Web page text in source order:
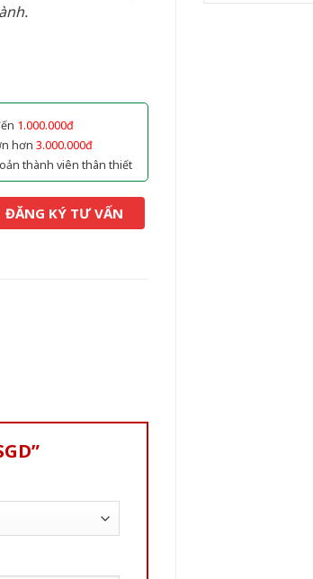
1.000.000đ
hơn 3.000.000đ
thành viên thân thiết
ĐĂNG KÝ TƯ VẤN